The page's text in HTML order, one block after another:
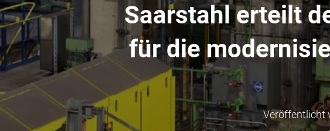
Saarstahl erteilt
für die
Veröffentlicht